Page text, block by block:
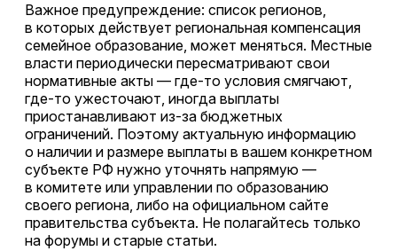
Важное предупреждение: список регионов,
в которых действует региональная компенсация
семейное образование, может меняться. Местные
власти периодически пересматривают свои
нормативные акты — где-то условия смягчают,
где-то ужесточают, иногда выплаты
приостанавливают из-за бюджетных
ограничений. Поэтому актуальную информацию
о наличии и размере выплаты в вашем конкретном
субъекте РФ нужно уточнять напрямую —
в комитете или управлении по образованию
своего региона, либо на официальном сайте
правительства субъекта. Не полагайтесь только
на форумы и старые статьи.